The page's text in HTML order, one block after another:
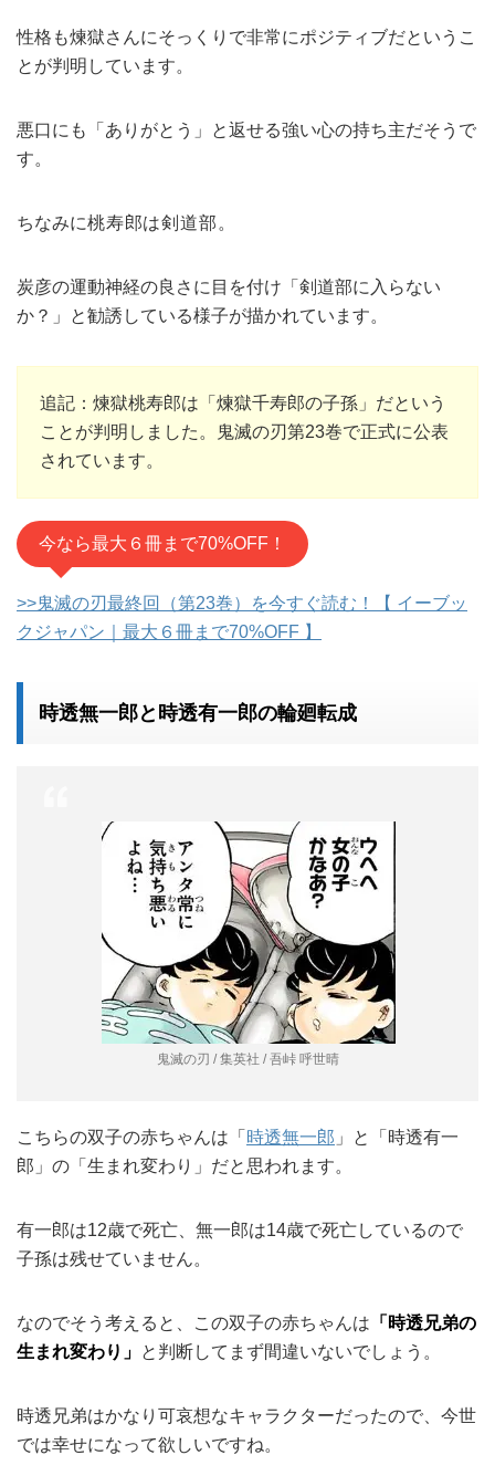
性格も煉獄さんにそっくりで非常にポジティブだというこ
とが判明しています。
悪口にも「ありがとう」と返せる強い心の持ち主だそうで
す。
ちなみに桃寿郎は剣道部。
炭彦の運動神経の良さに目を付け「剣道部に入らない
か？」と勧誘している様子が描かれています。
追記：煉獄桃寿郎は「煉獄千寿郎の子孫」だという
ことが判明しました。鬼滅の刃第23巻で正式に公表
されています。
今なら最大６冊まで70%OFF！
>>鬼滅の刃最終回（第23巻）を今すぐ読む！【 イーブッ
クジャパン｜最大６冊まで70%OFF 】
時透無一郎と時透有一郎の輪廻転成
鬼滅の刃 / 集英社 / 吾峠 呼世晴
こちらの双子の赤ちゃんは「 時透無一郎 」と「時透有一
郎」の「生まれ変わり」だと思われます。
有一郎は12歳で死亡、無一郎は14歳で死亡しているので
子孫は残せていません。
なのでそう考えると、この双子の赤ちゃんは 「時透兄弟の
生まれ変わり」 と判断してまず間違いないでしょう。
時透兄弟はかなり可哀想なキャラクターだったので、今世
では幸せになって欲しいですね。